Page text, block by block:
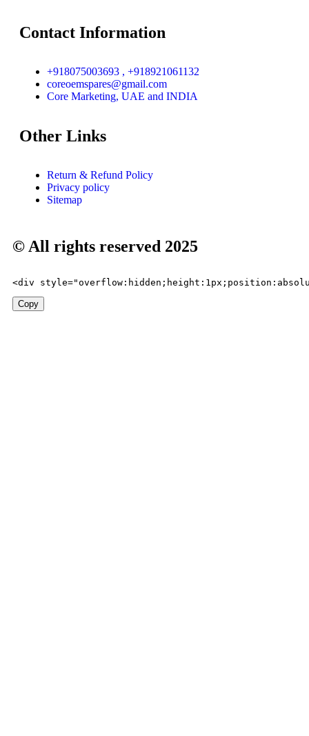
Contact Information
+918075003693 , +918921061132
coreoemspares@gmail.com
Core Marketing, UAE and INDIA
Other Links
Return & Refund Policy
Privacy policy
Sitemap
© All rights reserved 2025
<div style=
Copy